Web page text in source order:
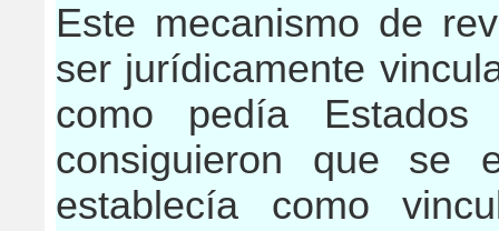
Este mecanismo de
ser jurídicamente
como pedía
consiguieron que se
establecía como